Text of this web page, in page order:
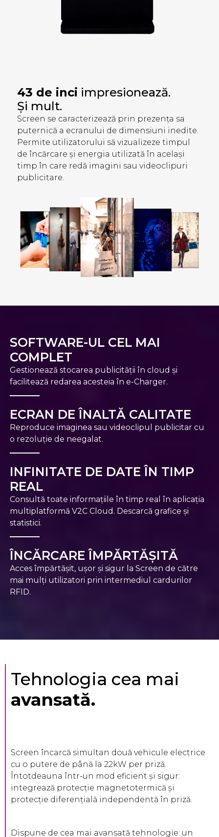
43 de inci impresionează.
Și mult.
Screen se caracterizează prin prezența sa
puternică a ecranului de dimensiuni inedite.
Permite utilizatorului să vizualizeze timpul
de încărcare și energia utilizată în același
timp în care redă imagini sau videoclipuri
publicitare.
SOFTWARE-UL CEL MAI
COMPLET
Gestionează stocarea publicității în cloud și
facilitează redarea acesteia în e-Charger.
ECRAN DE ÎNALTĂ CALITATE
Reproduce imaginea sau videoclipul publicitar cu
o rezoluție de neegalat.
INFINITATE DE DATE ÎN TIMP
REAL
Consultă toate informațiile în timp real în aplicația
multiplatformă V2C Cloud. Descarcă grafice și
statistici.
ÎNCĂRCARE ÎMPĂRTĂȘITĂ
Acces împărtășit, ușor și sigur la Screen de către
mai mulți utilizatori prin intermediul cardurilor
RFID.
Tehnologia cea mai
avansată.
Screen încarcă simultan două vehicule electrice
cu o putere de până la 22kW per priză.
Întotdeauna într-un mod eficient și sigur:
integrează protecție magnetotermică și
protecție diferențială independentă în priză.
Dispune de cea mai avansată tehnologie: un